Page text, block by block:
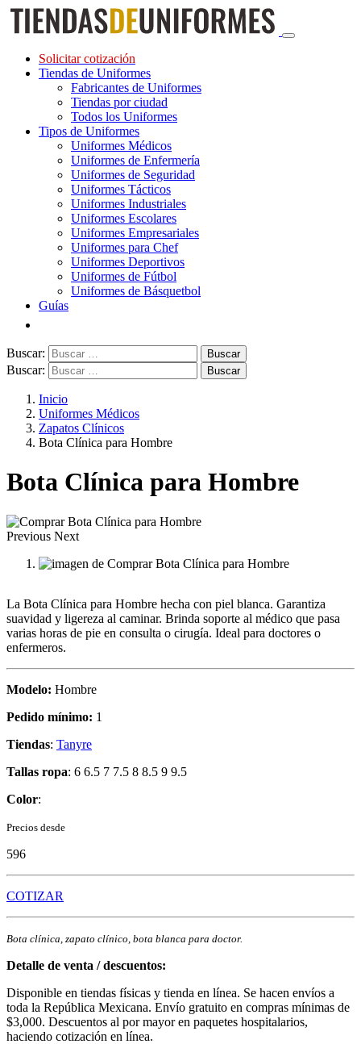
Solicitar cotización
Tiendas de Uniformes
Fabricantes de Uniformes
Tiendas por ciudad
Todos los Uniformes
Tipos de Uniformes
Uniformes Médicos
Uniformes de Enfermería
Uniformes de Seguridad
Uniformes Tácticos
Uniformes Industriales
Uniformes Escolares
Uniformes Empresariales
Uniformes para Chef
Uniformes Deportivos
Uniformes de Fútbol
Uniformes de Básquetbol
Guías
Buscar:
Buscar:
Inicio
Uniformes Médicos
Zapatos Clínicos
Bota Clínica para Hombre
Bota Clínica para Hombre
Previous Next
La Bota Clínica para Hombre hecha con piel blanca. Garantiza
suavidad y ligereza al caminar. Brinda soporte al médico que pasa
varias horas de pie en consulta o cirugía. Ideal para doctores o
enfermeros.
Modelo: Hombre
Pedido mínimo: 1
Tiendas: Tanyre
Tallas ropa: 6 6.5 7 7.5 8 8.5 9 9.5
Color:
Precios desde
596
COTIZAR
Bota clínica, zapato clínico, bota blanca para doctor.
Detalle de venta / descuentos:
Disponible en tiendas físicas y tienda en línea. Se hacen envíos a
toda la República Mexicana. Envío gratuito en compras mínimas de
$3,000. Descuentos al por mayor en paquetes hospitalarios,
haciendo cotización en línea.